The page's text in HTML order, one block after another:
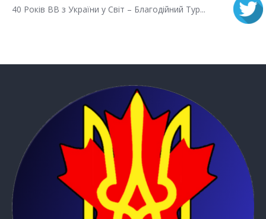
40 Років ВВ з України у Світ – Благодійний Тур...